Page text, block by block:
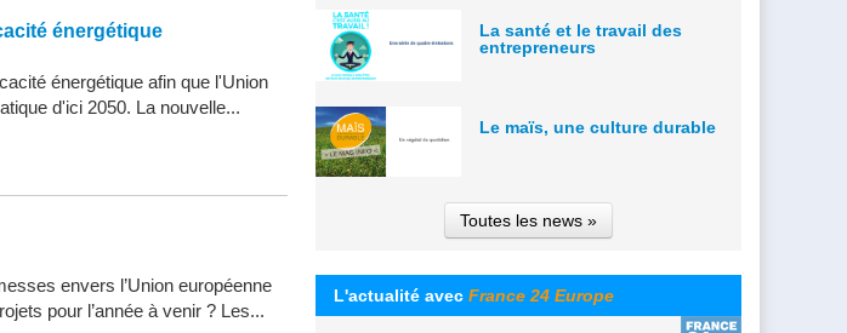
énergétique
énergétique afin que l'Union
d'ici 2050. La nouvelle...
envers l’Union européenne
pour l’année à venir ? Les...
La santé et le travail des
entrepreneurs
Le maïs, une culture durable
Toutes les news »
L'actualité avec France 24 Europe